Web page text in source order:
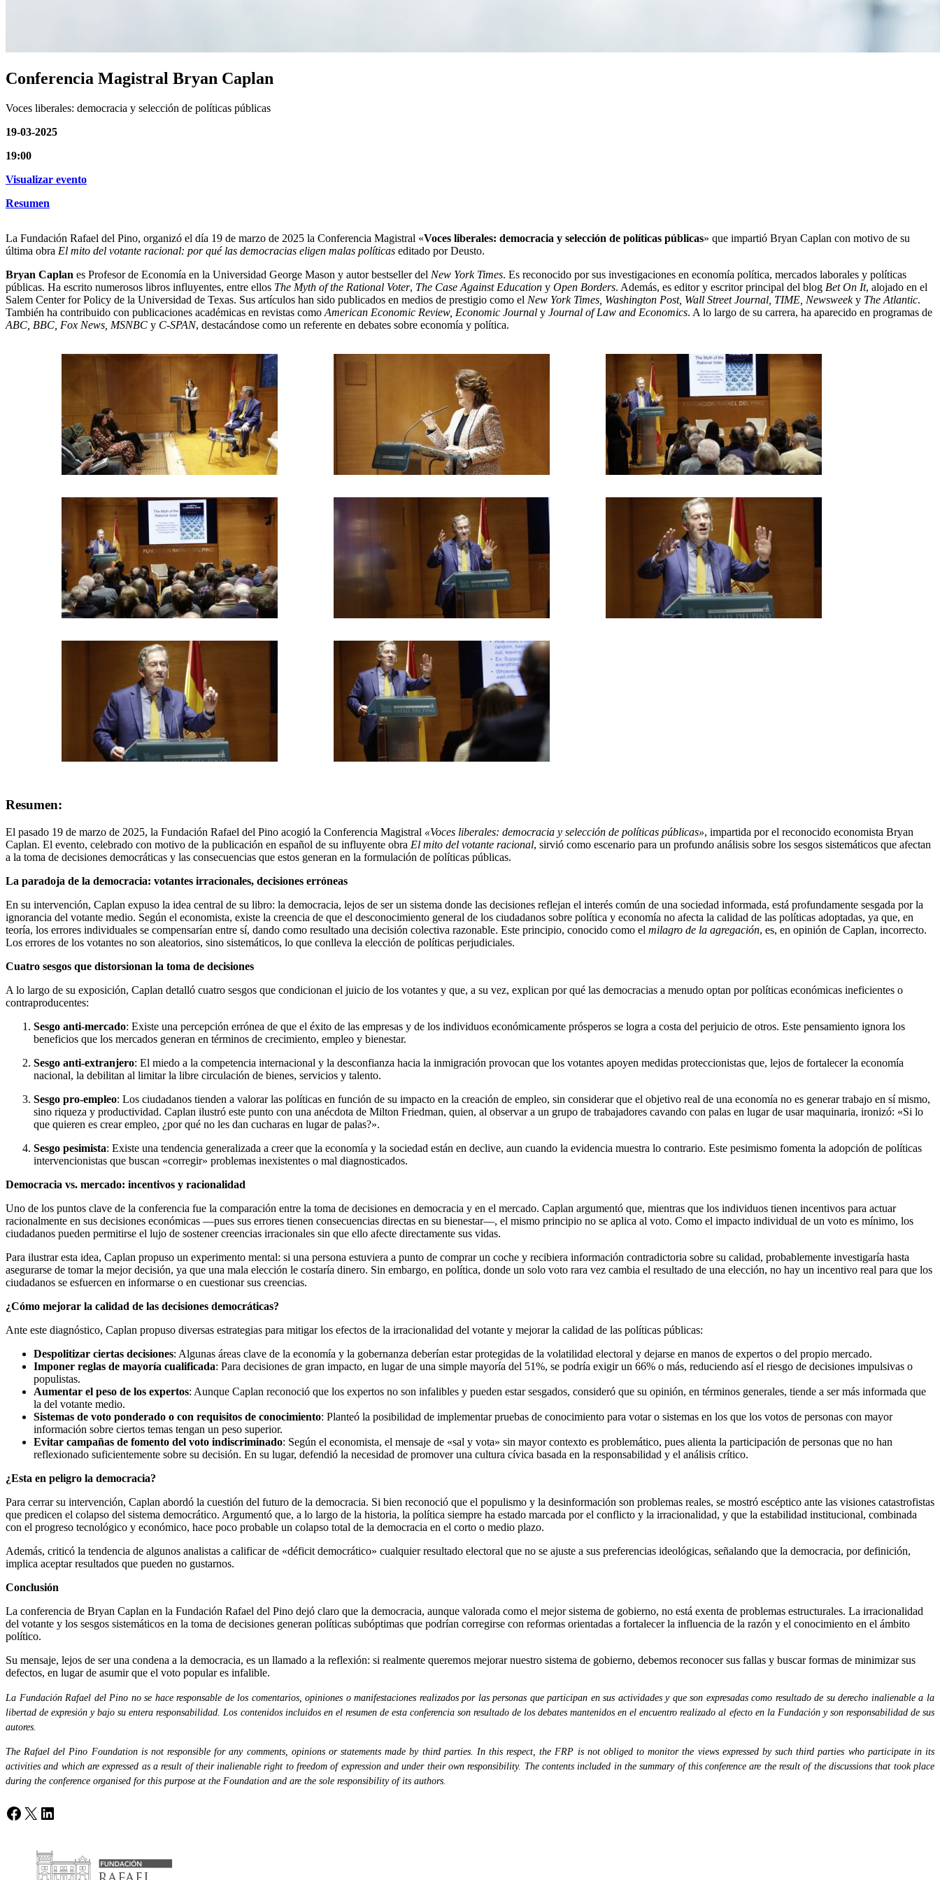
Conferencia Magistral Bryan Caplan
Voces liberales: democracia y selección de políticas públicas
19-03-2025
19:00
Visualizar evento
Resumen
La Fundación Rafael del Pino, organizó el día 19 de marzo de 2025 la Conferencia Magistral «Voces liberales: democracia y selección de políticas públicas» que impartió Bryan Caplan con motivo de su
última obra El mito del votante racional: por qué las democracias eligen malas políticas editado por Deusto.
Bryan Caplan es Profesor de Economía en la Universidad George Mason y autor bestseller del New York Times. Es reconocido por sus investigaciones en economía política, mercados laborales y políticas
públicas. Ha escrito numerosos libros influyentes, entre ellos The Myth of the Rational Voter, The Case Against Education y Open Borders. Además, es editor y escritor principal del blog Bet On It, alojado en el
Salem Center for Policy de la Universidad de Texas. Sus artículos han sido publicados en medios de prestigio como el New York Times, Washington Post, Wall Street Journal, TIME, Newsweeky The Atlantic.
También ha contribuido con publicaciones académicas en revistas como American Economic Review, Economic Journal y Journal of Law and Economics. A lo largo de su carrera, ha aparecido en programas de
ABC, BBC, Fox News, MSNBC y C-SPAN, destacándose como un referente en debates sobre economía y política.
Resumen:
El pasado 19 de marzo de 2025, la Fundación Rafael del Pino acogió la Conferencia Magistral «Voces liberales: democracia y selección de políticas públicas», impartida por el reconocido economista Bryan
Caplan. El evento, celebrado con motivo de la publicación en español de su influyente obra El mito del votante racional, sirvió como escenario para un profundo análisis sobre los sesgos sistemáticos que afectan
a la toma de decisiones democráticas y las consecuencias que estos generan en la formulación de políticas públicas.
La paradoja de la democracia: votantes irracionales, decisiones erróneas
En su intervención, Caplan expuso la idea central de su libro: la democracia, lejos de ser un sistema donde las decisiones reflejan el interés común de una sociedad informada, está profundamente sesgada por la
ignorancia del votante medio. Según el economista, existe la creencia de que el desconocimiento general de los ciudadanos sobre política y economía no afecta la calidad de las políticas adoptadas, ya que, en
teoría, los errores individuales se compensarían entre sí, dando como resultado una decisión colectiva razonable. Este principio, conocido como el milagro de la agregación, es, en opinión de Caplan, incorrecto.
Los errores de los votantes no son aleatorios, sino sistemáticos, lo que conlleva la elección de políticas perjudiciales.
Cuatro sesgos que distorsionan la toma de decisiones
A lo largo de su exposición, Caplan detalló cuatro sesgos que condicionan el juicio de los votantes y que, a su vez, explican por qué las democracias a menudo optan por políticas económicas ineficientes o
contraproducentes:
Sesgo anti-mercado: Existe una percepción errónea de que el éxito de las empresas y de los individuos económicamente prósperos se logra a costa del perjuicio de otros. Este pensamiento ignora los
beneficios que los mercados generan en términos de crecimiento, empleo y bienestar.
Sesgo anti-extranjero: El miedo a la competencia internacional y la desconfianza hacia la inmigración provocan que los votantes apoyen medidas proteccionistas que, lejos de fortalecer la economía
nacional, la debilitan al limitar la libre circulación de bienes, servicios y talento.
Sesgo pro-empleo: Los ciudadanos tienden a valorar las políticas en función de su impacto en la creación de empleo, sin considerar que el objetivo real de una economía no es generar trabajo en sí mismo,
sino riqueza y productividad. Caplan ilustró este punto con una anécdota de Milton Friedman, quien, al observar a un grupo de trabajadores cavando con palas en lugar de usar maquinaria, ironizó: «Si lo
que quieren es crear empleo, ¿por qué no les dan cucharas en lugar de palas?».
Sesgo pesimista: Existe una tendencia generalizada a creer que la economía y la sociedad están en declive, aun cuando la evidencia muestra lo contrario. Este pesimismo fomenta la adopción de políticas
intervencionistas que buscan «corregir» problemas inexistentes o mal diagnosticados.
Democracia vs. mercado: incentivos y racionalidad
Uno de los puntos clave de la conferencia fue la comparación entre la toma de decisiones en democracia y en el mercado. Caplan argumentó que, mientras que los individuos tienen incentivos para actuar
racionalmente en sus decisiones económicas —pues sus errores tienen consecuencias directas en su bienestar—, el mismo principio no se aplica al voto. Como el impacto individual de un voto es mínimo, los
ciudadanos pueden permitirse el lujo de sostener creencias irracionales sin que ello afecte directamente sus vidas.
Para ilustrar esta idea, Caplan propuso un experimento mental: si una persona estuviera a punto de comprar un coche y recibiera información contradictoria sobre su calidad, probablemente investigaría hasta
asegurarse de tomar la mejor decisión, ya que una mala elección le costaría dinero. Sin embargo, en política, donde un solo voto rara vez cambia el resultado de una elección, no hay un incentivo real para que los
ciudadanos se esfuercen en informarse o en cuestionar sus creencias.
¿Cómo mejorar la calidad de las decisiones democráticas?
Ante este diagnóstico, Caplan propuso diversas estrategias para mitigar los efectos de la irracionalidad del votante y mejorar la calidad de las políticas públicas:
Despolitizar ciertas decisiones: Algunas áreas clave de la economía y la gobernanza deberían estar protegidas de la volatilidad electoral y dejarse en manos de expertos o del propio mercado.
Imponer reglas de mayoría cualificada: Para decisiones de gran impacto, en lugar de una simple mayoría del 51%, se podría exigir un 66% o más, reduciendo así el riesgo de decisiones impulsivas o
populistas.
Aumentar el peso de los expertos: Aunque Caplan reconoció que los expertos no son infalibles y pueden estar sesgados, consideró que su opinión, en términos generales, tiende a ser más informada que
la del votante medio.
Sistemas de voto ponderado o con requisitos de conocimiento: Planteó la posibilidad de implementar pruebas de conocimiento para votar o sistemas en los que los votos de personas con mayor
información sobre ciertos temas tengan un peso superior.
Evitar campañas de fomento del voto indiscriminado: Según el economista, el mensaje de «sal y vota» sin mayor contexto es problemático, pues alienta la participación de personas que no han
reflexionado suficientemente sobre su decisión. En su lugar, defendió la necesidad de promover una cultura cívica basada en la responsabilidad y el análisis crítico.
¿Esta en peligro la democracia?
Para cerrar su intervención, Caplan abordó la cuestión del futuro de la democracia. Si bien reconoció que el populismo y la desinformación son problemas reales, se mostró escéptico ante las visiones catastrofistas
que predicen el colapso del sistema democrático. Argumentó que, a lo largo de la historia, la política siempre ha estado marcada por el conflicto y la irracionalidad, y que la estabilidad institucional, combinada
con el progreso tecnológico y económico, hace poco probable un colapso total de la democracia en el corto o medio plazo.
Además, criticó la tendencia de algunos analistas a calificar de «déficit democrático» cualquier resultado electoral que no se ajuste a sus preferencias ideológicas, señalando que la democracia, por definición,
implica aceptar resultados que pueden no gustarnos.
Conclusión
La conferencia de Bryan Caplan en la Fundación Rafael del Pino dejó claro que la democracia, aunque valorada como el mejor sistema de gobierno, no está exenta de problemas estructurales. La irracionalidad
del votante y los sesgos sistemáticos en la toma de decisiones generan políticas subóptimas que podrían corregirse con reformas orientadas a fortalecer la influencia de la razón y el conocimiento en el ámbito
político.
Su mensaje, lejos de ser una condena a la democracia, es un llamado a la reflexión: si realmente queremos mejorar nuestro sistema de gobierno, debemos reconocer sus fallas y buscar formas de minimizar sus
defectos, en lugar de asumir que el voto popular es infalible.
La Fundación Rafael del Pino no se hace responsable de los comentarios, opiniones o manifestaciones realizados por las personas que participan en sus actividades y que son expresadas como resultado de su derecho inalienable a la
libertad de expresión y bajo su entera responsabilidad. Los contenidos incluidos en el resumen de esta conferencia son resultado de los debates mantenidos en el encuentro realizado al efecto en la Fundación y son responsabilidad de sus
autores.
The Rafael del Pino Foundation is not responsible for any comments, opinions or statements made by third parties. In this respect, the FRP is not obliged to monitor the views expressed by such third parties who participate in its
activities and which are expressed as a result of their inalienable right to freedom of expression and under their own responsibility. The contents included in the summary of this conference are the result of the discussions that took place
during the conference organised for this purpose at the Foundation and are the sole responsibility of its authors.
Facebook
X LinkedIn